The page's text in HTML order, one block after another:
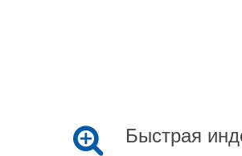
Быстрая